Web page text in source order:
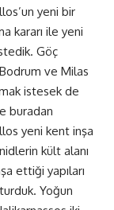
yeni bir
kararı ile yeni
Göç
ve Milas
istesek de
buradan
yeni kent inşa
kült alanı
ettiği yapıları
Yoğun